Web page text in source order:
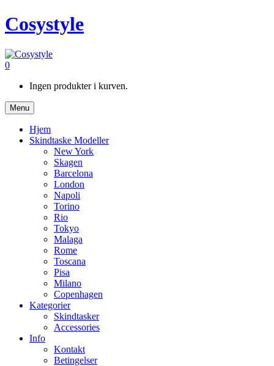
Cosystyle
0
Ingen produkter i kurven.
Menu
Hjem
Skindtaske Modeller
New York
Skagen
Barcelona
London
Napoli
Torino
Rio
Tokyo
Malaga
Rome
Toscana
Pisa
Milano
Copenhagen
Kategorier
Skindtasker
Accessories
Info
Kontakt
Betingelser